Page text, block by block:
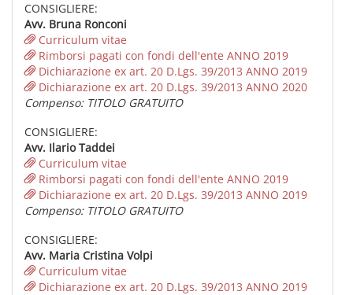
CONSIGLIERE:
Avv. Bruna Ronconi
Curriculum vitae
Rimborsi pagati con fondi dell'ente ANNO 2019
Dichiarazione ex art. 20 D.Lgs. 39/2013 ANNO 2019
Dichiarazione ex art. 20 D.Lgs. 39/2013 ANNO 2020
Compenso: TITOLO GRATUITO
CONSIGLIERE:
Avv. Ilario Taddei
Curriculum vitae
Rimborsi pagati con fondi dell'ente ANNO 2019
Dichiarazione ex art. 20 D.Lgs. 39/2013 ANNO 2019
Compenso: TITOLO GRATUITO
CONSIGLIERE:
Avv. Maria Cristina Volpi
Curriculum vitae
Dichiarazione ex art. 20 D.Lgs. 39/2013 ANNO 2019